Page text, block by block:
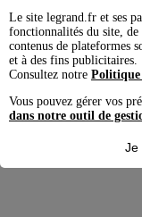
Le site legrand.fr et ses
fonctionnalités du site, de
contenus de plateformes
et à des fins publicitaires.
Consultez notre
Vous pouvez gérer vos
dans notre outil de
Je